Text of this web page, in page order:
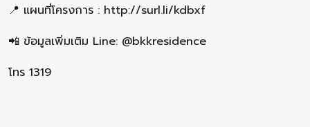
📍 แผนที่โครงการ : http://surl.li/kdbxf
📲 ข้อมูลเพิ่มเติม Line: @bkkresidence
โทร 1319